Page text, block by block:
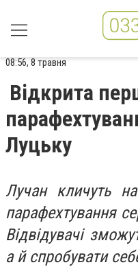
08:56, 8 травня
Відкрита
Луцьку
Лучан кличуть
парафехтування
Відвідувачі
а й спробувати